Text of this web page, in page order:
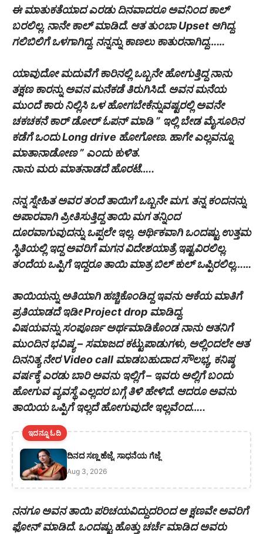
ಈ ಮಾತುಕತೆಯಾದ ಎರಡು ದಿನವಾದರೂ ಅವನಿಂದ ಕಾಲ್
ಬರಲಿಲ್ಲ. ನಾನೇ ಕಾಲ್ ಮಾಡಿದೆ. ಆತ ತುಂಬಾ Upset ಆಗಿದ್ದ.
ಗಲಿಬಿಲಿಗೆ ಒಳಗಾಗಿದ್ದ. ನನ್ನನ್ನು ಕಾಣಲು ಕಾತುರನಾಗಿದ್ದ……
ಯಾವುದೋ ಮದುವೆಗೆ ಕಾರಿನಲ್ಲಿ ಒಬ್ಬನೇ ಹೋಗುತ್ತಿದ್ದ ನಾನು
ತಕ್ಷಣ ಕಾರನ್ನು ಅವನ ಮನೆಕಡೆ ತಿರುಗಿಸಿದೆ. ಅವನ ಮನೆಯ
ಮುಂದೆ ಕಾರು ನಿಲ್ಲಿಸಿ ಒಳ ಹೋಗಬೇಕೆನ್ನುವಷ್ಟರಲ್ಲಿ ಅವನೇ
ಚಕಚಕನೆ ಕಾರ್ ಡೋರ್ ಓಪನ್ ಮಾಡಿ ” ಇಲ್ಲಿ ಬೇಡ ಮೈಸೂರಿನ
ಕಡೆಗೆ ಒಂದು Long drive ಹೋಗೋಣ. ಹಾಗೇ ಎಲ್ಲವನ್ನೂ
ಮಾತಾನಾಡೋಣ ” ಎಂದು ಕುಳಿತ.
ನಾನು ಮರು ಮಾತನಾಡದೆ ಹೊರಟೆ…..
ನನ್ನ ಸ್ನೇಹಿತ ಅವರ ತಂದೆ ತಾಯಿಗೆ ಒಬ್ಬನೇ ಮಗ. ತನ್ನ ಕಂದನನ್ನು
ಅಪಾರವಾಗಿ ಪ್ರೀತಿಸುತ್ತಿದ್ದ ತಾಯಿ ಮಗ ತನ್ನಿಂದ
ದೂರವಾಗುವುದನ್ನು ಒಪ್ಪಲೇ ಇಲ್ಲ. ಆರ್ಥಿಕವಾಗಿ ಒಂದಷ್ಟು ಉತ್ತಮ
ಸ್ಥಿತಿಯಲ್ಲಿ ಇದ್ದ ಅವರಿಗೆ ಮಗನ ವಿದೇಶಯಾತ್ರೆ ಇಷ್ಟವಿರಲಿಲ್ಲ.
ತಂದೆಯ ಒಪ್ಪಿಗೆ ಇದ್ದರೂ ತಾಯಿ ಮಾತ್ರ ಬಿಲ್ ಕುಲ್ ಒಪ್ಪಿರಲಿಲ್ಲ……
ತಾಯಿಯನ್ನು ಅತಿಯಾಗಿ ಹಚ್ಚಿಕೊಂಡಿದ್ದ ಇವನು ಆಕೆಯ ಮಾತಿಗೆ
ಪ್ರತಿಯಾಡದೆ ಇಡೀ Project drop ಮಾಡಿದ್ದ.
ವಿಷಯವನ್ನು ಸಂಪೂರ್ಣ ಅರ್ಥಮಾಡಿಕೊಂಡ ನಾನು ಆತನಿಗೆ
ಮುಂದಿನ ಭವಿಷ್ಯ – ಸಮಾಜದ ಕಟ್ಟುಪಾಡುಗಳು, ಅಲ್ಲಿಂದಲೇ ಆತ
ದಿನನಿತ್ಯ ನೇರ Video call ಮಾಡಬಹುದಾದ ಸೌಲಭ್ಯ, ಕನಿಷ್ಠ
ವರ್ಷಕ್ಕೆ ಎರಡು ಬಾರಿ ಅವನು ಇಲ್ಲಿಗೆ – ಇವರು ಅಲ್ಲಿಗೆ ಬಂದು
ಹೋಗುವ ವ್ಯವಸ್ಥೆ ಎಲ್ಲದರ ಬಗ್ಗೆ ತಿಳಿ ಹೇಳಿದೆ. ಆದರೂ ಅವನು
ತಾಯಿಯ ಒಪ್ಪಿಗೆ ಇಲ್ಲದೆ ಹೋಗುವುದೇ ಇಲ್ಲವೆಂದ…..
ಇದನ್ನೂ ಓದಿ
ದಿನದ ಸಣ್ಣ ಹೆಜ್ಜೆ, ಸಾಧನೆಯ ಗೆಜ್ಜೆ
Aug 3, 2026
ನನಗೂ ಅವನ ತಾಯಿ ಪರಿಚಯವಿದ್ದುದರಿಂದ ಆ ಕ್ಷಣವೇ ಅವರಿಗೆ
ಫೋನ್ ಮಾಡಿದೆ. ಒಂದಷ್ಟು ಹೊತ್ತು ಚರ್ಚೆ ಮಾಡಿದ ಅವರು